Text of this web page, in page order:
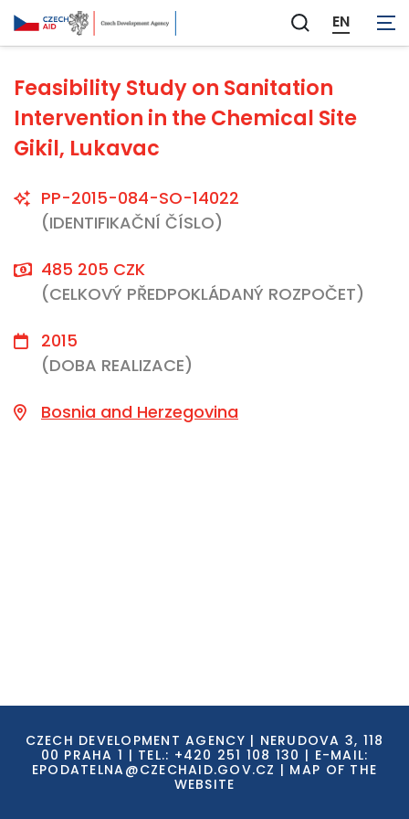
Zobrazit
vyhledávání
EN
Not applicable
Feasibility Study on Sanitation
Intervention in the Chemical Site
Gikil, Lukavac
PP-2015-084-SO-14022
(IDENTIFIKAČNÍ ČÍSLO)
485 205 CZK
(CELKOVÝ PŘEDPOKLÁDANÝ ROZPOČET)
2015
(DOBA REALIZACE)
Bosnia and Herzegovina
CZECH DEVELOPMENT AGENCY | NERUDOVA 3, 118
00 PRAHA 1 | TEL.: +420 251 108 130 | E-MAIL:
EPODATELNA@CZECHAID.GOV.CZ | MAP OF THE
WEBSITE